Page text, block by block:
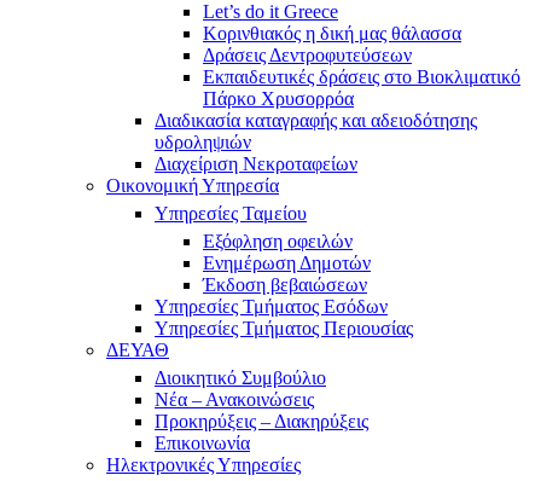
Let’s do it Greece
Kορινθιακός η δική μας θάλασσα
Δράσεις Δεντροφυτεύσεων
Εκπαιδευτικές δράσεις στο Βιοκλιματικό
Πάρκο Χρυσορρόα
Διαδικασία καταγραφής και αδειοδότησης
υδροληψιών
Διαχείριση Νεκροταφείων
Οικονομική Υπηρεσία
Υπηρεσίες Ταμείου
Εξόφληση οφειλών
Ενημέρωση Δημοτών
Έκδοση βεβαιώσεων
Υπηρεσίες Τμήματος Εσόδων
Υπηρεσίες Τμήματος Περιουσίας
ΔΕΥΑΘ
Διοικητικό Συμβούλιο
Νέα – Ανακοινώσεις
Προκηρύξεις – Διακηρύξεις
Επικοινωνία
Ηλεκτρονικές Υπηρεσίες